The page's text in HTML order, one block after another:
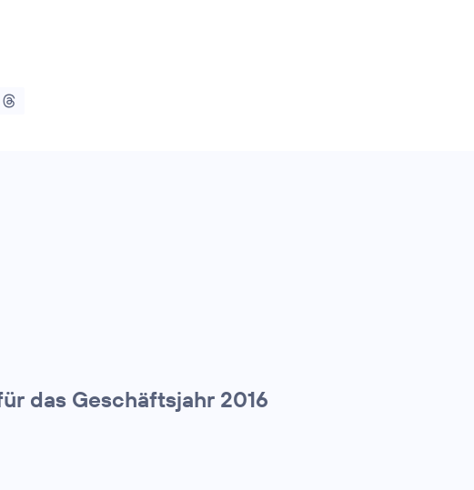
das Geschäftsjahr 2016